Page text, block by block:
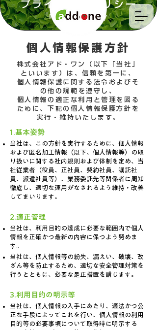
プライバシーポリシー
Privacy Policy
個人情報保護方針
株式会社アド・ワン（以下「当社」
といいます）は、信頼を第一に、
個人情報保護に関する法令およびそ
の他の規範を遵守し、
個人情報の適正な利用と管理を図る
ために、下記の個人情報保護方針を
実行・維持いたします。
1.基本姿勢
当社は、この方針を実行するために、個人情報
および匿名加工情報（以下、個人情報等）の取
り扱いに関する社内規則および体制を定め、当
社従業者（役員、正社員、契約社員、嘱託社
員、派遣社員等）、業務委託先等関係者に周知
徹底し、適切な運用がなされるよう維持・改善
してまいります。
2.適正管理
当社は、利用目的の達成に必要な範囲内で個人
情報を正確かつ最新の内容に保つよう努めま
す。
当社は、個人情報等の紛失、漏えい、破壊、改
ざん等を防止するため、適切な安全管理対策を
行うとともに、必要な是正措置を講じます。
3.利用目的の明示等
当社は、個人情報の入手にあたり、適法かつ公
正な手段によってこれを行い、個人情報の利用
目的等の必要事項について取得時に明示する